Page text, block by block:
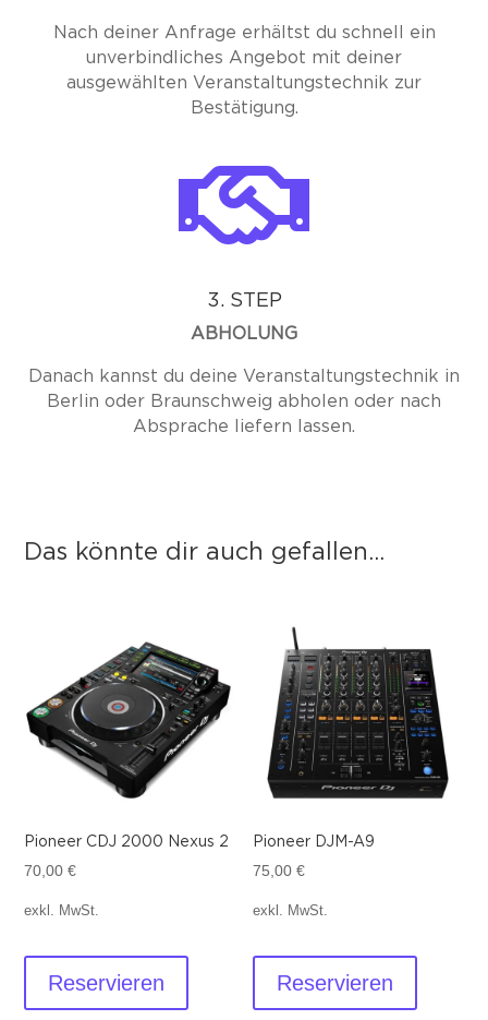
Nach deiner Anfrage erhältst du schnell ein
unverbindliches Angebot mit deiner
ausgewählten Veranstaltungstechnik zur
Bestätigung.

3. STEP
ABHOLUNG
Danach kannst du deine Veranstaltungstechnik in
Berlin oder Braunschweig abholen oder nach
Absprache liefern lassen.
Das könnte dir auch gefallen...
Pioneer CDJ 2000 Nexus 2
70,00€
exkl. MwSt.
Reservieren
Pioneer DJM-A9
75,00€
exkl. MwSt.
Reservieren